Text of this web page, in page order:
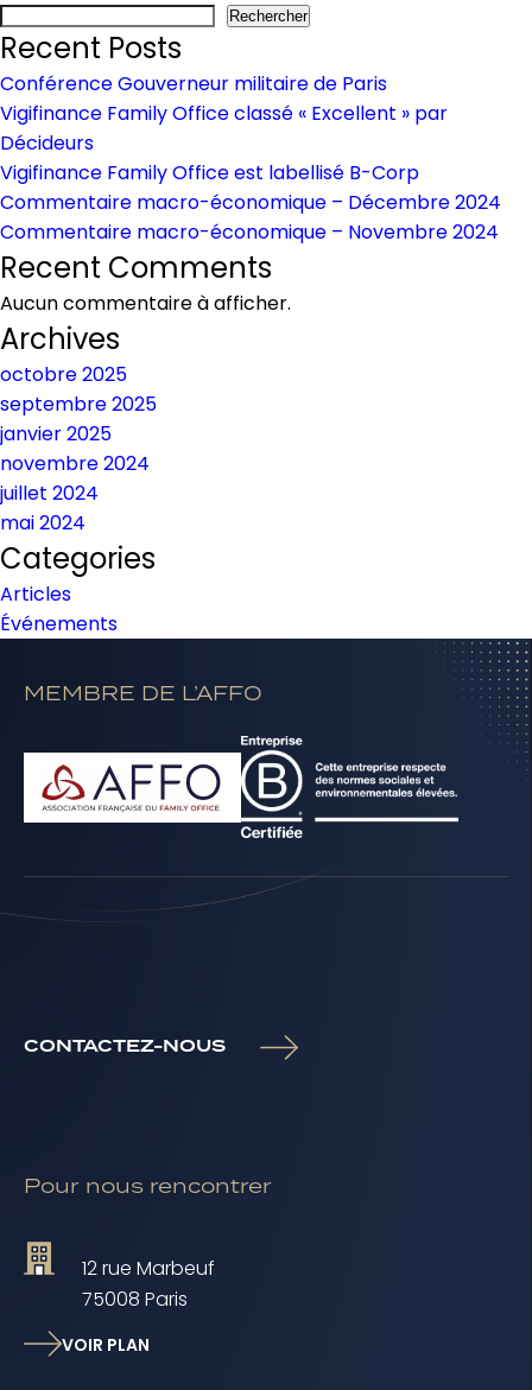
B-
Corp
Rechercher
Recent Posts
Conférence Gouverneur militaire de Paris
Vigifinance Family Office classé « Excellent » par
Décideurs
Vigifinance Family Office est labellisé B-Corp
Commentaire macro-économique – Décembre 2024
Commentaire macro-économique – Novembre 2024
Recent Comments
Aucun commentaire à afficher.
Archives
octobre 2025
septembre 2025
janvier 2025
novembre 2024
juillet 2024
mai 2024
Categories
Articles
Événements
CONTACTEZ-NOUS
MEMBRE DE L’AFFO
Pour nous rencontrer
12 rue Marbeuf
75008 Paris
VOIR PLAN